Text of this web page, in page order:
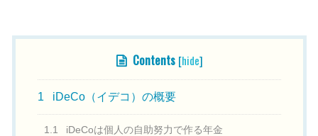
Contents [hide]
1 iDeCo（イデコ）の概要
1.1 iDeCoは個人の自助努力で作る年金